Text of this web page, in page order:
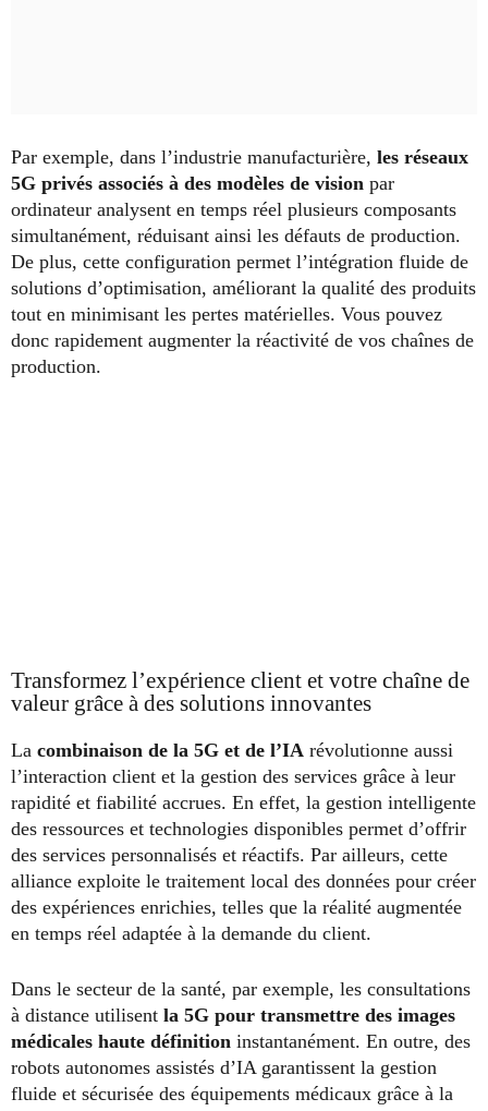
Par exemple, dans l’industrie manufacturière, les réseaux
5G privés associés à des modèles de vision par
ordinateur analysent en temps réel plusieurs composants
simultanément, réduisant ainsi les défauts de production.
De plus, cette configuration permet l’intégration fluide de
solutions d’optimisation, améliorant la qualité des produits
tout en minimisant les pertes matérielles. Vous pouvez
donc rapidement augmenter la réactivité de vos chaînes de
production.
Transformez l’expérience client et votre chaîne de
valeur grâce à des solutions innovantes
La combinaison de la 5G et de l’IA révolutionne aussi
l’interaction client et la gestion des services grâce à leur
rapidité et fiabilité accrues. En effet, la gestion intelligente
des ressources et technologies disponibles permet d’offrir
des services personnalisés et réactifs. Par ailleurs, cette
alliance exploite le traitement local des données pour créer
des expériences enrichies, telles que la réalité augmentée
en temps réel adaptée à la demande du client.
Dans le secteur de la santé, par exemple, les consultations
à distance utilisent la 5G pour transmettre des images
médicales haute définition instantanément. En outre, des
robots autonomes assistés d’IA garantissent la gestion
fluide et sécurisée des équipements médicaux grâce à la